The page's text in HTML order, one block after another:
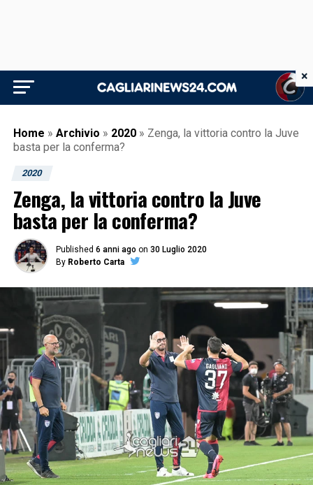
Home » Archivio » 2020 » Zenga, la vittoria contro la Juve
basta per la conferma?
2020
Zenga, la vittoria contro la Juve
basta per la conferma?
Published 6 anni ago on 30 Luglio 2020
By Roberto Carta
×